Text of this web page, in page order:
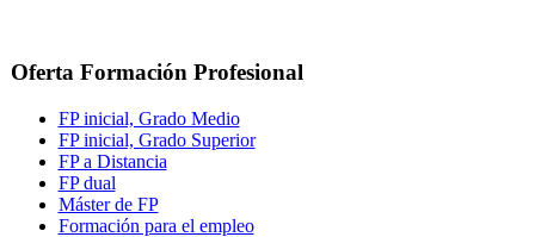
Oferta Formación Profesional
FP inicial, Grado Medio
FP inicial, Grado Superior
FP a Distancia
FP dual
Máster de FP
Formación para el empleo